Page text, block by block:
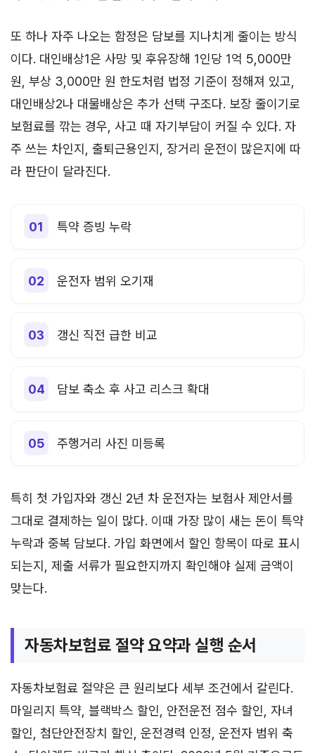
또 하나 자주 나오는 함정은 담보를 지나치게 줄이는 방식
이다. 대인배상1은 사망 및 후유장해 1인당 1억 5,000만
원, 부상 3,000만 원 한도처럼 법정 기준이 정해져 있고,
대인배상2나 대물배상은 추가 선택 구조다. 보장 줄이기로
보험료를 깎는 경우, 사고 때 자기부담이 커질 수 있다. 자
주 쓰는 차인지, 출퇴근용인지, 장거리 운전이 많은지에 따
라 판단이 달라진다.
특약 증빙 누락
운전자 범위 오기재
갱신 직전 급한 비교
담보 축소 후 사고 리스크 확대
주행거리 사진 미등록
특히 첫 가입자와 갱신 2년 차 운전자는 보험사 제안서를
그대로 결제하는 일이 많다. 이때 가장 많이 새는 돈이 특약
누락과 중복 담보다. 가입 화면에서 할인 항목이 따로 표시
되는지, 제출 서류가 필요한지까지 확인해야 실제 금액이
맞는다.
자동차보험료 절약 요약과 실행 순서
자동차보험료 절약은 큰 원리보다 세부 조건에서 갈린다.
마일리지 특약, 블랙박스 할인, 안전운전 점수 할인, 자녀
할인, 첨단안전장치 할인, 운전경력 인정, 운전자 범위 축